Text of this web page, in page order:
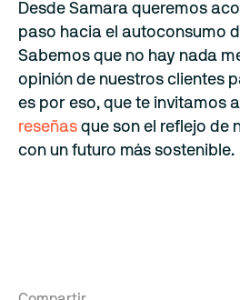
Desde Samara queremos
paso hacia el autoconsumo
Sabemos que no hay nada
opinión de nuestros clientes
es por eso, que te invitamos a
reseñas que son el reflejo de
con un futuro más sostenible.